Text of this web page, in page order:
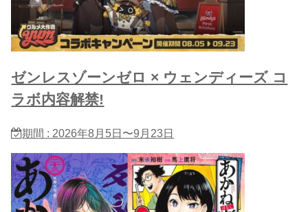
ゼンレスゾーンゼロ × ウェンディーズ コ
ラボ内容解禁!
期間 : 2026年8月5日〜9月23日